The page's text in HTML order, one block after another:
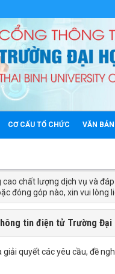
CƠ CẤU TỔ CHỨC VĂN BẢN
chất lượng dịch vụ và
đóng góp nào, xin vui lòng
tin điện tử Trường Đại
giải quyết các yêu cầu, đề